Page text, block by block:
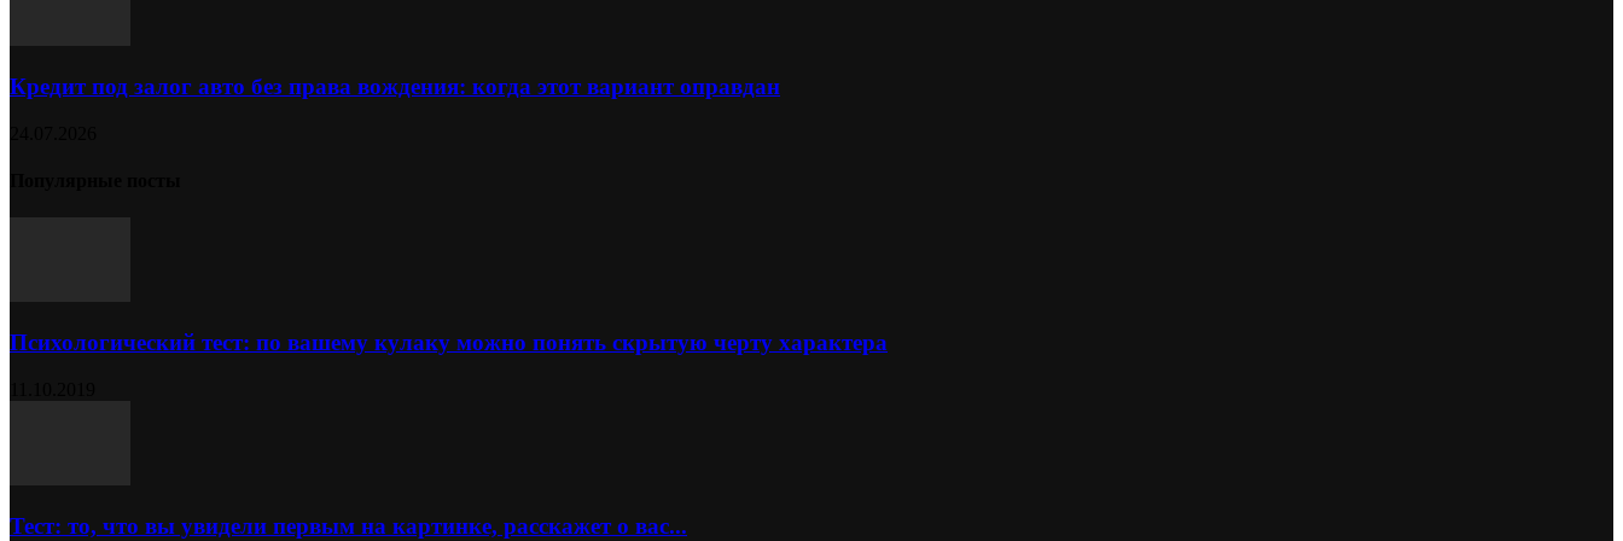
Кредит под залог авто без права вождения: когда этот вариант оправдан
Психологический тест: по вашему кулаку можно понять скрытую черту характера
Тест: то, что вы увидели первым на картинке, расскажет о вас...